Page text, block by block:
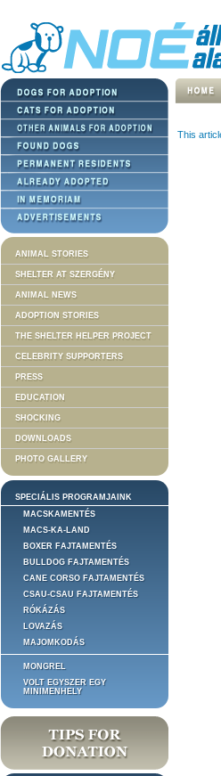
ANIMAL STORIES
SHELTER AT SZERGÉNY
ANIMAL NEWS
ADOPTION STORIES
THE SHELTER HELPER PROJECT
CELEBRITY SUPPORTERS
PRESS
EDUCATION
SHOCKING
DOWNLOADS
PHOTO GALLERY
SPECIÁLIS PROGRAMJAINK
MACSKAMENTÉS
MACS-KA-LAND
BOXER FAJTAMENTÉS
BULLDOG FAJTAMENTÉS
CANE CORSO FAJTAMENTÉS
CSAU-CSAU FAJTAMENTÉS
RÓKÁZÁS
LOVAZÁS
MAJOMKODÁS
MONGREL
VOLT EGYSZER EGY
MINIMENHELY
This